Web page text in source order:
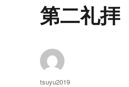
第二礼
投
tsuyu2019